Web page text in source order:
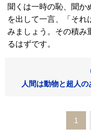
聞くは一時の恥、聞か
を出して一言、「それ
みましょう。その積み
るはずです。
人間は動物と超人
1